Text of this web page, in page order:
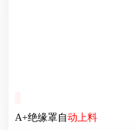
A+绝缘罩自动上料